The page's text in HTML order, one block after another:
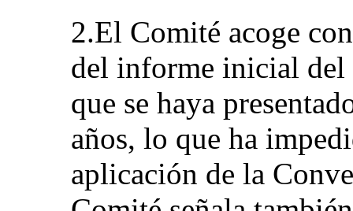
2.El Comité acoge
del informe inicial del
que se haya
años, lo que ha
aplicación de la